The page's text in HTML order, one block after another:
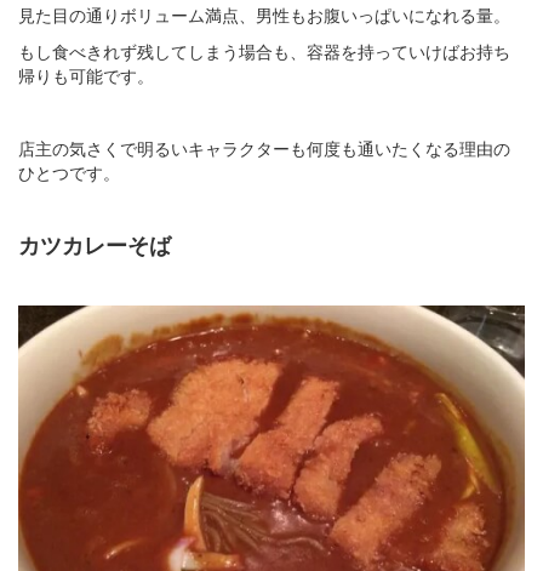
見た目の通りボリューム満点、男性もお腹いっぱいになれる量。
​もし食べきれず残してしまう場合も、容器を持っていけばお持ち
帰りも可能です。​
店主の気さくで明るいキャラクターも何度も通いたくなる理由の
ひとつです。​
カツカレーそば